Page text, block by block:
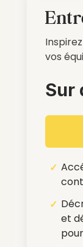
vos
Sur
et